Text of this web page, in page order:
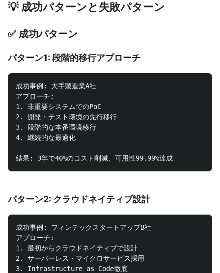
💡 成功パターンと失敗パターン
✅ 成功パターン
パターン1: 段階的移行アプローチ
成功事例: 大手製造業A社
アプローチ:
1. 非重要システムでのPoC
2. 開発・テスト環境の先行移行
3. 段階的な本番環境移行
4. 継続的な最適化
パターン2: クラウドネイティブ設計
成功事例: フィンテックスタートアップB社
アプローチ:
1. 最初からクラウドネイティブで設計
2. サーバーレス・マイクロサービス採用
3. Infrastructure as Code徹底